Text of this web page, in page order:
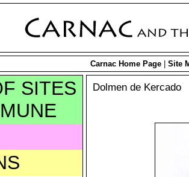
Carnac Home Page| Site
SITES
Dolmen de Kercado